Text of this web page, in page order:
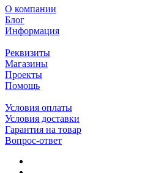
О компании
Блог
Информация
Реквизиты
Магазины
Проекты
Помощь
Условия оплаты
Условия доставки
Гарантия на товар
Вопрос-ответ